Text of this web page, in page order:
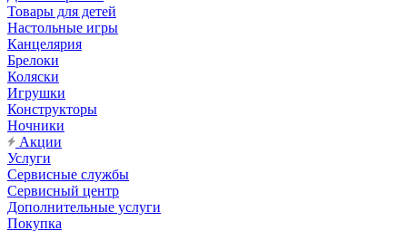
Товары для детей
Настольные игры
Канцелярия
Брелоки
Коляски
Игрушки
Конструкторы
Ночники
Акции
Услуги
Сервисные службы
Сервисный центр
Дополнительные услуги
Покупка